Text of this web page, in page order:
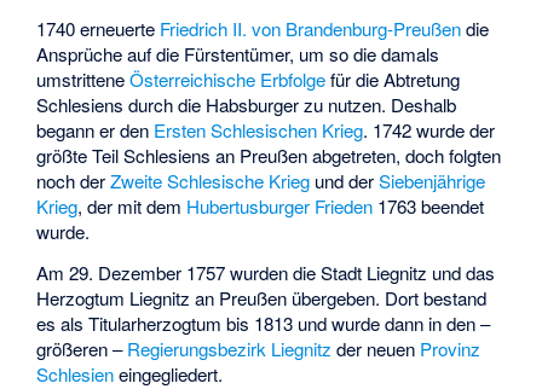
1740 erneuerte Friedrich II. von Brandenburg-Preußendie
Ansprüche auf die Fürstentümer, um so die damals
umstritteneÖsterreichische Erbfolgefür die Abtretung
Schlesiens durch die Habsburger zu nutzen. Deshalb
begann er den Ersten Schlesischen Krieg. 1742 wurde der
größte Teil Schlesiens an Preußen abgetreten, doch folgten
noch derZweite Schlesische Krieg und derSiebenjährige
Krieg, der mit dem Hubertusburger Frieden 1763 beendet
wurde.
Am 29. Dezember 1757 wurden die Stadt Liegnitz und das
Herzogtum Liegnitz an Preußen übergeben. Dort bestand
es als Titularherzogtum bis 1813 und wurde dann in den –
größeren –Regierungsbezirk Liegnitz der neuen Provinz
Schlesieneingegliedert.